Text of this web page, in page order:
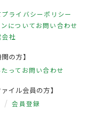
プライバシーポリシー
についてお問い合わせ
会社
の方】
って お問い合わせ
イル会員の方】
会員登録